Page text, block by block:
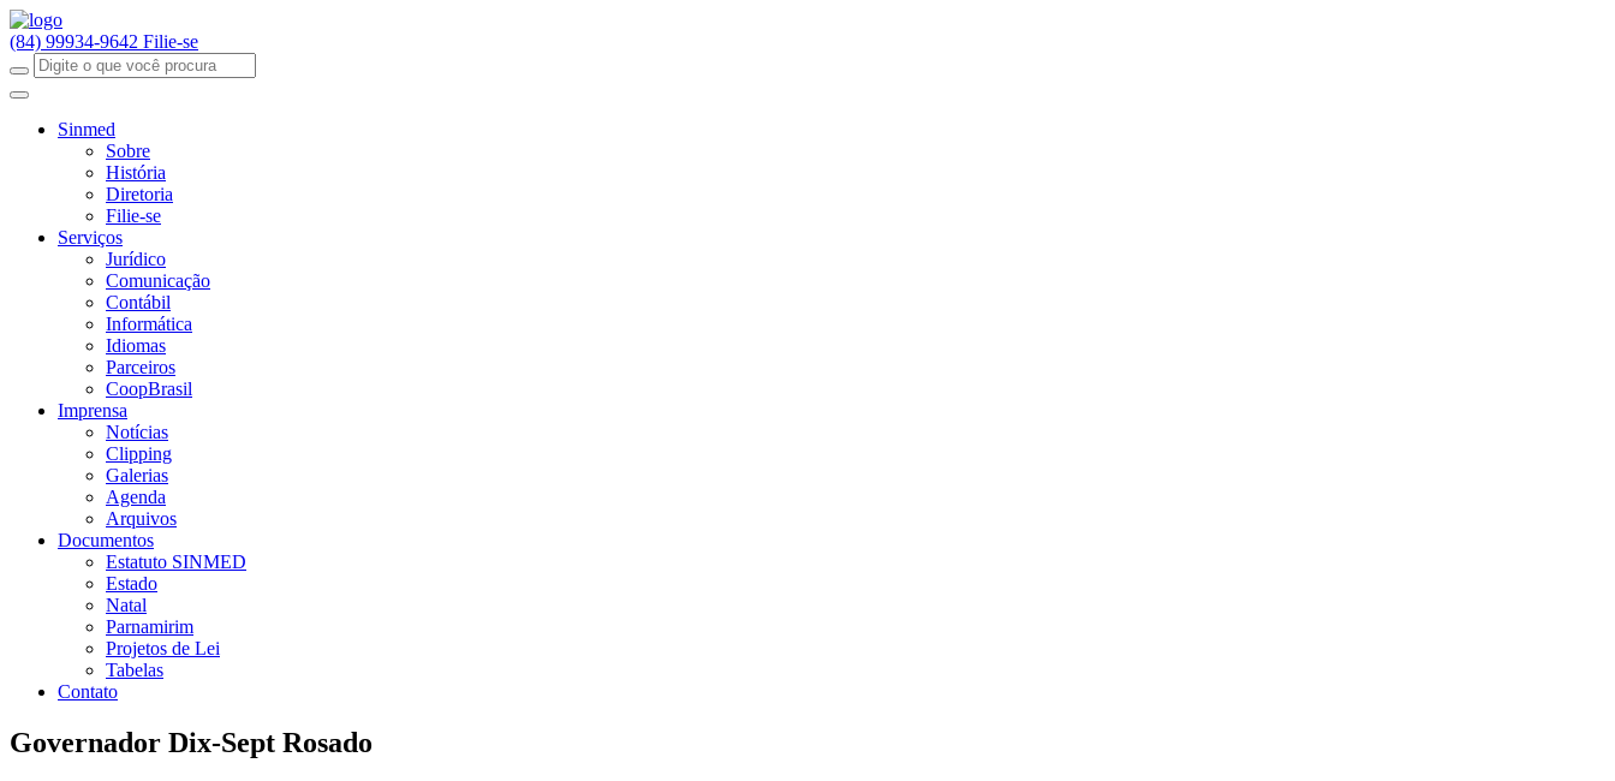
(84) 99934-9642 Filie-se
Sinmed
Sobre
História
Diretoria
Filie-se
Serviços
Jurídico
Comunicação
Contábil
Informática
Idiomas
Parceiros
CoopBrasil
Imprensa
Notícias
Clipping
Galerias
Agenda
Arquivos
Documentos
Estatuto SINMED
Estado
Natal
Parnamirim
Projetos de Lei
Tabelas
Contato
Governador Dix-Sept Rosado